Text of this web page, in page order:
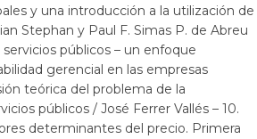
y una introducción a la utilización de
Stephan y Paul F. Simas P. de Abreu
públicos – un enfoque
gerencial en las empresas
teórica del problema de la
públicos / José Ferrer Vallés – 10.
determinantes del precio. Primera